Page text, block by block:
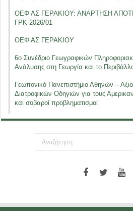
ΟΕΦ ΑΣ ΓΕΡΑΚΙΟΥ: ΑΝΑΡΤΗΣΗ
ΓΡΚ-2026/01
ΟΕΦ ΑΣ ΓΕΡΑΚΙΟΥ
6ο Συνέδριο Γεωγραφικών
Ανάλυσης στη Γεωργία και το
Γεωπονικό Πανεπιστήμιο Αθηνών –
Διατροφικών Οδηγιών για τους
και σοβαροί προβληματισμοί